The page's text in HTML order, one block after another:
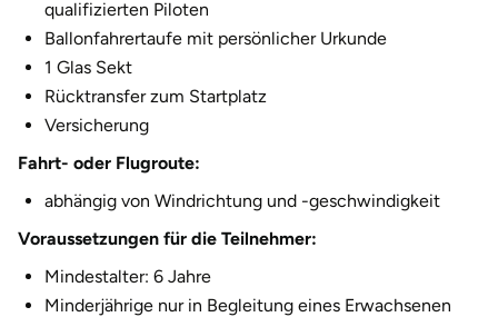
qualifizierten Piloten
Ballonfahrertaufe mit persönlicher Urkunde
1 Glas Sekt
Rücktransfer zum Startplatz
Versicherung
Fahrt- oder Flugroute:
abhängig von Windrichtung und -geschwindigkeit
Voraussetzungen für die Teilnehmer:
Mindestalter: 6 Jahre
Minderjährige nur in Begleitung eines Erwachsenen